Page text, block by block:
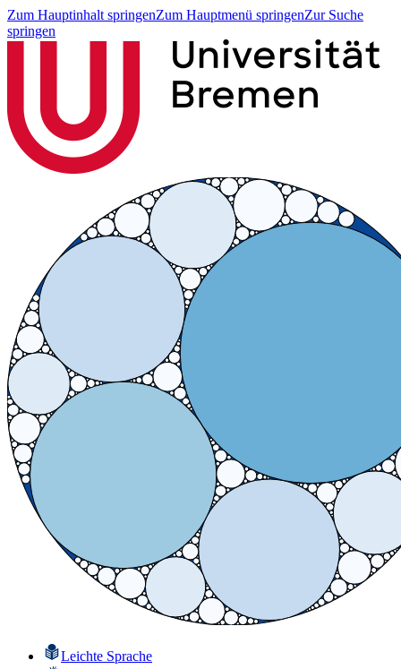
Zum Hauptinhalt springenZum Hauptmenü springenZur Suche
springen
Leichte Sprache